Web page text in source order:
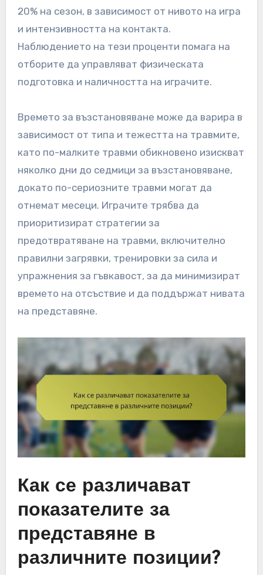
20% на сезон, в зависимост от нивото на игра
и интензивността на контакта.
Наблюдението на тези проценти помага на
отборите да управляват физическата
подготовка и наличността на играчите.
Времето за възстановяване може да варира в
зависимост от типа и тежестта на травмите,
като по-малките травми обикновено изискват
няколко дни до седмици за възстановяване,
докато по-сериозните травми могат да
отнемат месеци. Играчите трябва да
приоритизират стратегии за
предотвратяване на травми, включително
правилни загрявки, тренировки за сила и
упражнения за гъвкавост, за да минимизират
времето на отсъствие и да поддържат нивата
на представяне.
Как се различават
показателите за
представяне в
различните позиции?